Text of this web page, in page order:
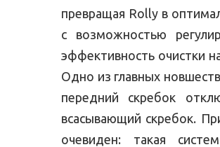
превращая Rolly в
с возможностью
эффективность очистки
Одно из главных
передний скребок
всасывающий скребок.
очевиден: такая